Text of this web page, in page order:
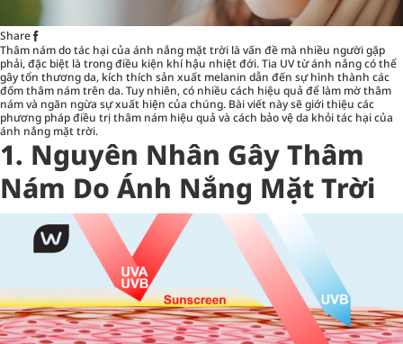
Share
Thâm nám do tác hại của ánh nắng mặt trời là vấn đề mà nhiều người gặp
phải, đặc biệt là trong điều kiện khí hậu nhiệt đới. Tia UV từ ánh nắng có thể
gây tổn thương da, kích thích sản xuất melanin dẫn đến sự hình thành các
đốm thâm nám trên da. Tuy nhiên, có nhiều cách hiệu quả để làm mờ thâm
nám và ngăn ngừa sự xuất hiện của chúng. Bài viết này sẽ giới thiệu các
phương pháp điều trị thâm nám hiệu quả và cách bảo vệ da khỏi tác hại của
ánh nắng mặt trời.
1. Nguyên Nhân Gây Thâm
Nám Do Ánh Nắng Mặt Trời